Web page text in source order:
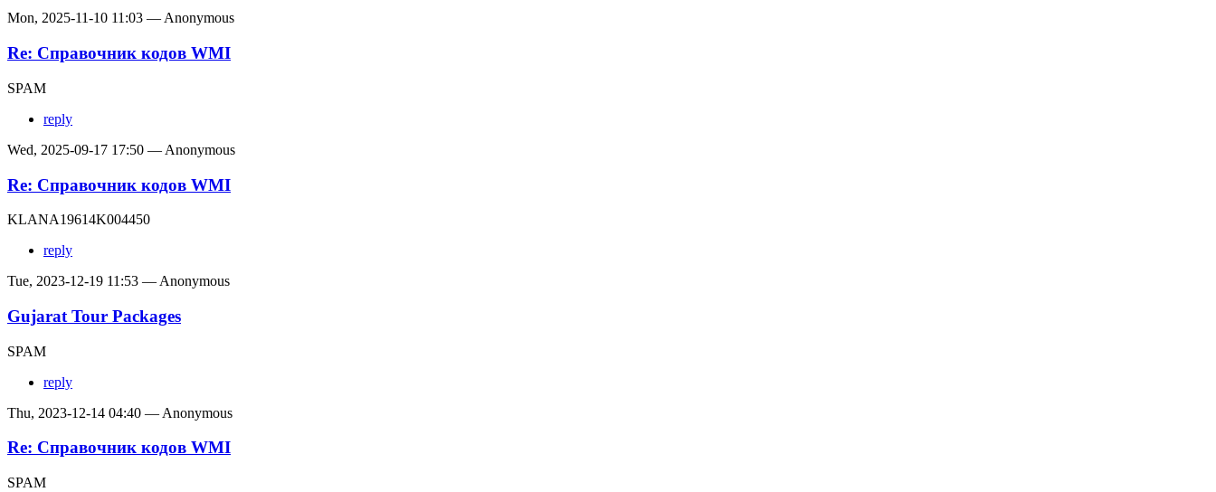
Mon, 2025-11-10 11:03 — Anonymous
Re: Справочник кодов WMI
SPAM
reply
Wed, 2025-09-17 17:50 — Anonymous
Re: Справочник кодов WMI
KLANA19614K004450
reply
Tue, 2023-12-19 11:53 — Anonymous
Gujarat Tour Packages
SPAM
reply
Thu, 2023-12-14 04:40 — Anonymous
Re: Справочник кодов WMI
SPAM